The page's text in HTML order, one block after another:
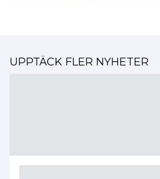
UPPTÄCK FLER NYHETER